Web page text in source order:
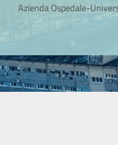
Azienda Ospedale-